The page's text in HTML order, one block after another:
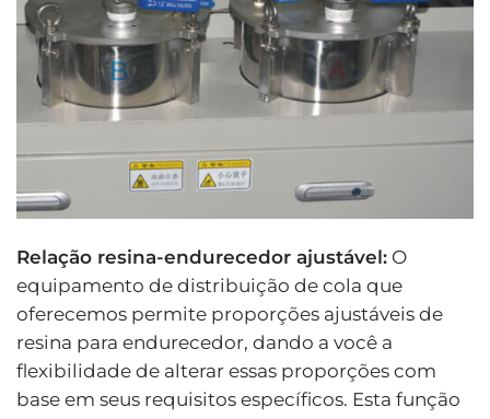
Relação resina-endurecedor ajustável: O
equipamento de distribuição de cola que
oferecemos permite proporções ajustáveis ​​de
resina para endurecedor, dando a você a
flexibilidade de alterar essas proporções com
base em seus requisitos específicos. Esta função